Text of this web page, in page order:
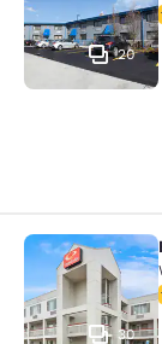
20
Econo
30